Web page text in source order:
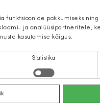
funktsioonide pakkumiseks
ja analüüsipartneritele,
kasutamise käigus.
Statistika